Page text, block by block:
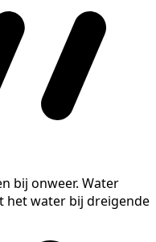
bij onweer. Water
het water bij dreigende